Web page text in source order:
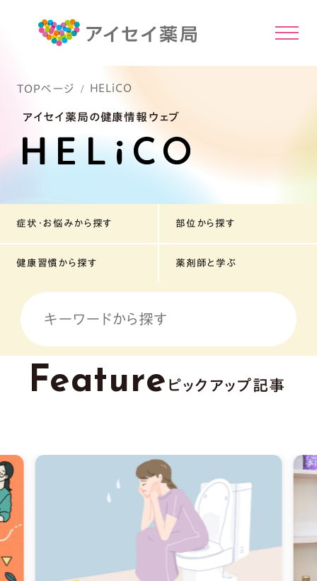
TOPページ HELiCO
アイセイ薬局の健康情報ウェブ
症状・お悩みから探す 部位から探す
健康習慣から探す 薬剤師と学ぶ
Feature ピックアップ記事